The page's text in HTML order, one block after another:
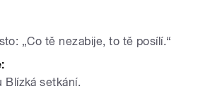
„Co tě nezabije, to tě posílí.“
Blízká setkání.